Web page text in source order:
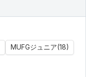
MUFGジュニア(18)